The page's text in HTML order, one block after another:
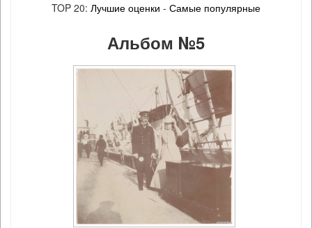
TOP 20: Лучшие оценки - Самые популярные
Альбом №5